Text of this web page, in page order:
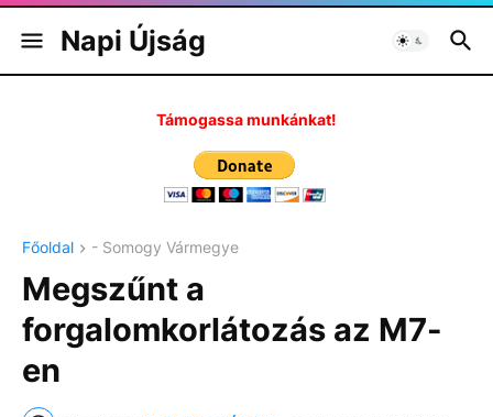
Napi Újság
Támogassa munkánkat!
Főoldal - Somogy Vármegye
Megszűnt a
forgalomkorlátozás az M7-
en